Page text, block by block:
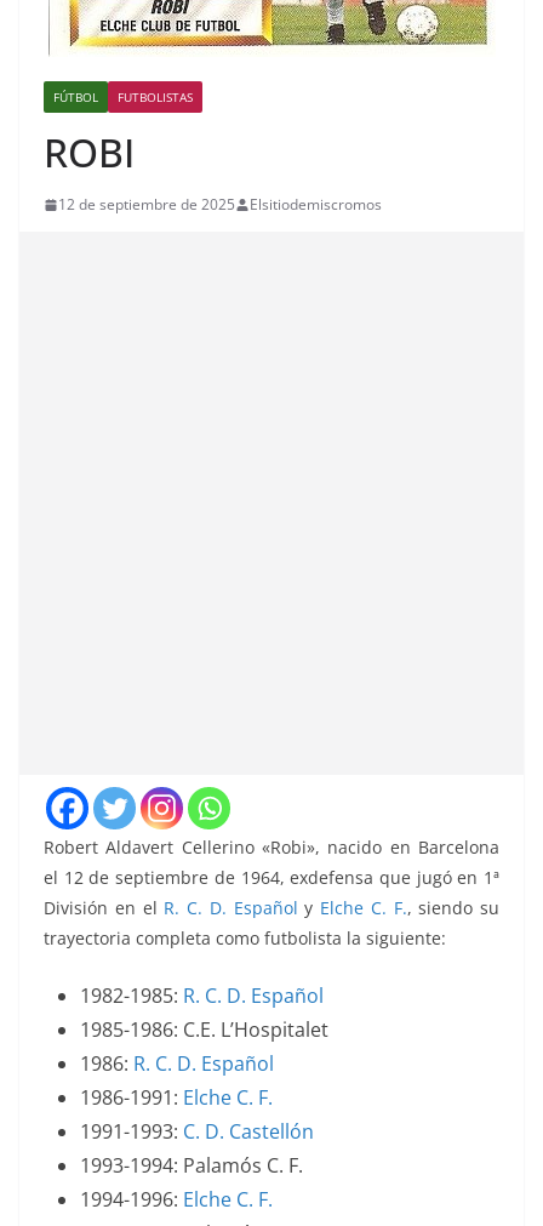
FÚTBOL FUTBOLISTAS
ROBI
12 de septiembre de 2025 Elsitiodemiscromos
Robert Aldavert Cellerino «Robi», nacido en Barcelona
el 12 de septiembre de 1964, exdefensa que jugó en 1ª
División en el R. C. D. Español y Elche C. F., siendo su
trayectoria completa como futbolista la siguiente:
1982-1985: R. C. D. Español
1985-1986: C.E. L’Hospitalet
1986: R. C. D. Español
1986-1991: Elche C. F.
1991-1993: C. D. Castellón
1993-1994: Palamós C. F.
1994-1996: Elche C. F.